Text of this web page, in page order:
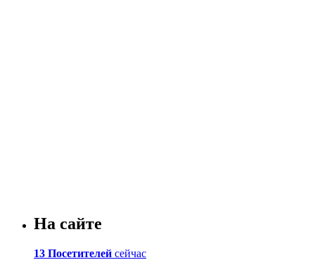
На сайте
13 Посетителей сейчас